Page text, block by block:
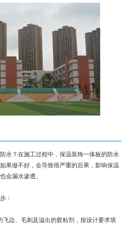
水？在施工过程中，保温装饰一体板的防水
果做不好，会导致很严重的后果，影响保温
会漏水渗透。
：
飞边、毛刺及溢出的胶粘剂，按设计要求填